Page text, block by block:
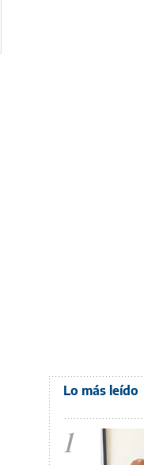
Lo más leído
1